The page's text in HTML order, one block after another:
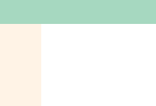
naar